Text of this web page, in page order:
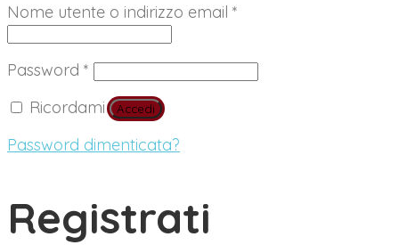
Nome utente o indirizzo email *
Password * Richiesto
Ricordami
Accedi
Password dimenticata?
Registrati